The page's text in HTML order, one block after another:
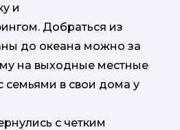
и
Добраться из
до океана можно за
на выходные местные
семьями в свои дома у
с четким